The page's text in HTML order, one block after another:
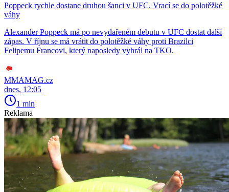
Poppeck rychle dostane druhou šanci v UFC. Vrací se do polotěžké
váhy
Alexander Poppeck má po nevydařeném debutu v UFC dostat další
zápas. V říjnu se má vrátit do polotěžké váhy proti Brazilci
Felipemu Francovi, který naposledy vyhrál na TKO.
MMAMAG.cz
dnes, 12:05
1 min
Reklama